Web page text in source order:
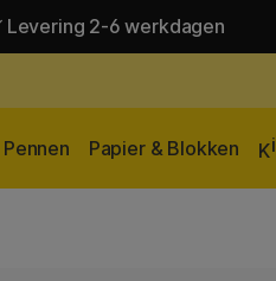
Levering 2-6 werkdagen
Pennen Papier & Blokken Ki